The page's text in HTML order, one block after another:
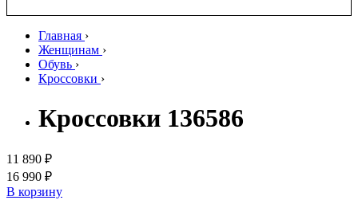
Главная ›
Женщинам ›
Обувь ›
Кроссовки ›
Кроссовки 136586
11 890 ₽
16 990 ₽
В корзину